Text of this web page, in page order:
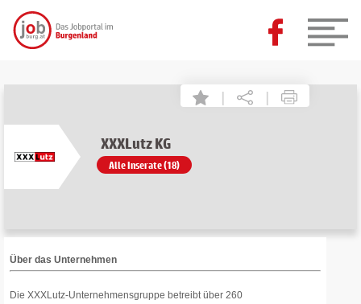
| |
XXXLutz KG
Alle Inserate (18)
Über das Unternehmen
Die XXXLutz-Unternehmensgruppe betreibt über 260